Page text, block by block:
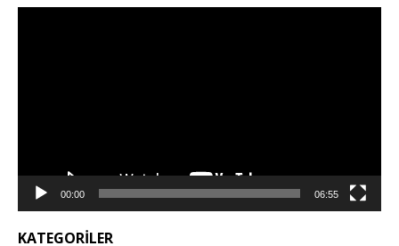
00:00 06:55
KATEGORILER